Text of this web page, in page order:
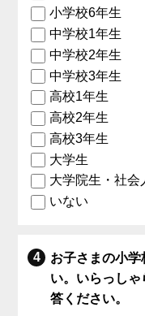
小学校6年生
中学校1年生
中学校2年生
中学校3年生
高校1年生
高校2年生
高校3年生
大学生
大学院生・社会
いない
お子さまの小
い。いらっしゃ
答ください。